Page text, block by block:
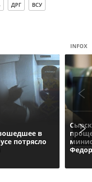
ДРГ ВСУ
INFOX
в
потрясло